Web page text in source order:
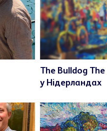
The Bulldog
у Нідерландах